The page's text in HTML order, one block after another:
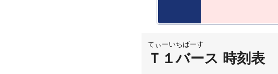
てぃーいちばーす
Ｔ１バース 時刻表